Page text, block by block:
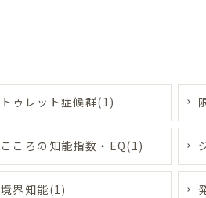
トゥレット症候群(1)
こころの知能指数・EQ(1)
境界知能(1)